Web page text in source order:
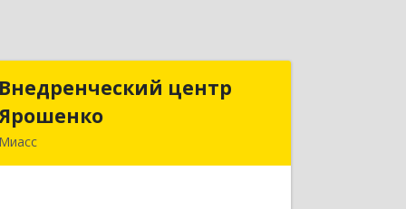
Внедренческий центр
Миасс
Внедренческий центр